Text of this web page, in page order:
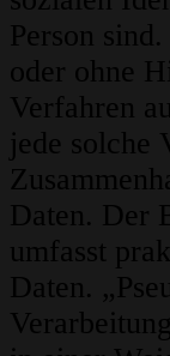
Person
oder ohne
Verfahren
jede solche
Daten. Der
umfasst
Daten.